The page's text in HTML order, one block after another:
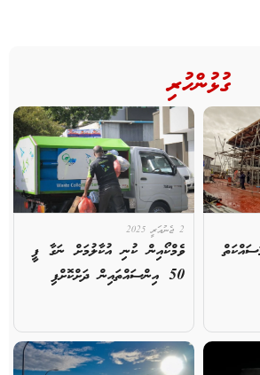
ގުޅުންހުރި
2 ޖެނުއަރީ 2025
ވެމްކޯއިން ކުނި އުކާލުމަށް ނަގާ ފީ
50 އިންސައްތައިން ދަށްކޮށްފި